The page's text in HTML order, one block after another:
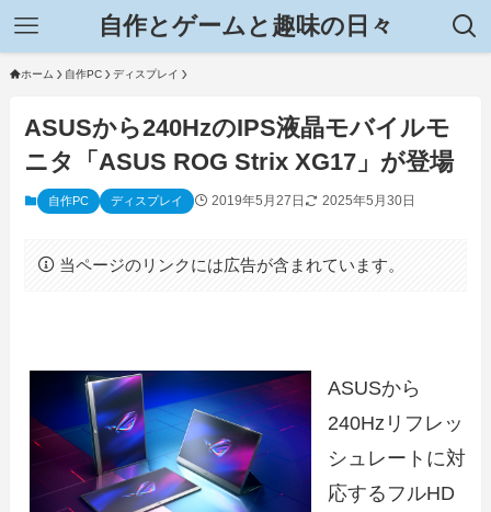
自作とゲームと趣味の日々
ホーム 自作PC ディスプレイ
ASUSから240HzのIPS液晶モバイルモ
ニタ「ASUS ROG Strix XG17」が登場
自作PC ディスプレイ 2019年5月27日 2025年5月30日
当ページのリンクには広告が含まれています。
ASUSから
240Hzリフレッ
シュレートに対
応するフルHD